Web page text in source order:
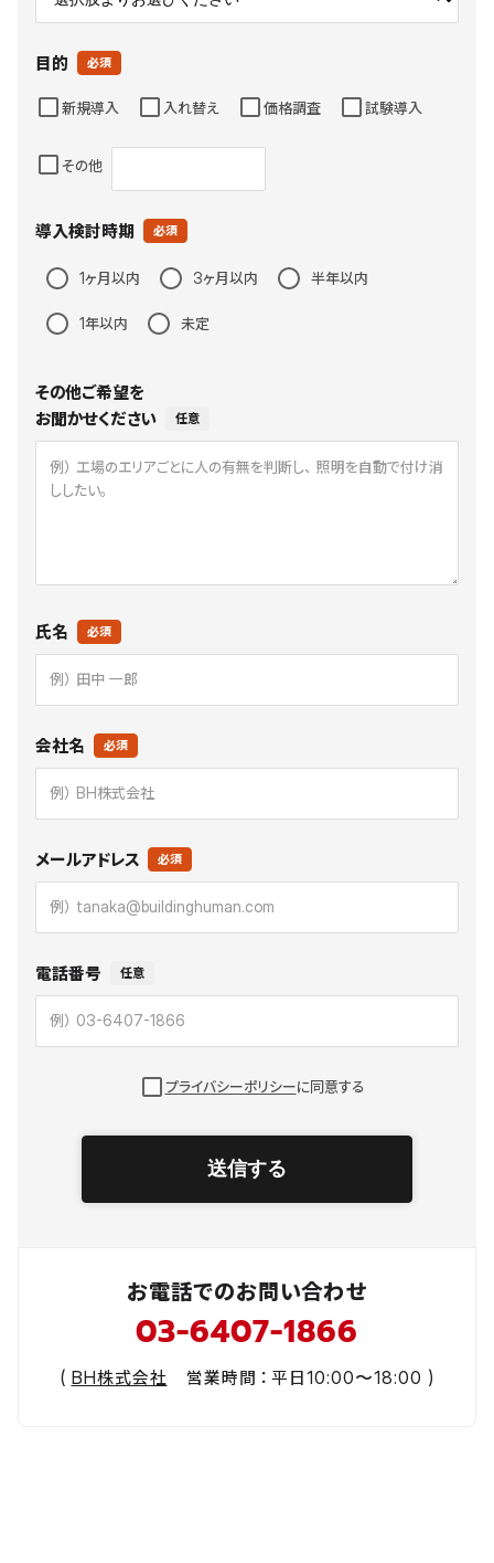
目的 必須
新規導入 入れ替え 価格調査 試験導入
その他
導入検討時期 必須
1ヶ月以内 3ヶ月以内 半年以内
1年以内 未定
その他ご希望を
お聞かせください
任意
氏名 必須
会社名 必須
メールアドレス 必須
電話番号 任意
プライバシーポリシーに同意する
送信する
お電話でのお問い合わせ
03-6407-1866
( BH株式会社 営業時間：平日10:00〜18:00 )